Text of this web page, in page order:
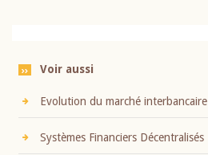
Voir aussi
Evolution du marché interbancaire
Systèmes Financiers Décentralisés